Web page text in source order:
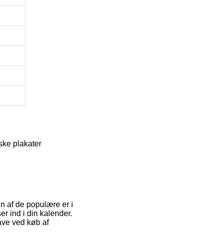
plakater
af de populære er i
ind i din kalender.
ved køb af